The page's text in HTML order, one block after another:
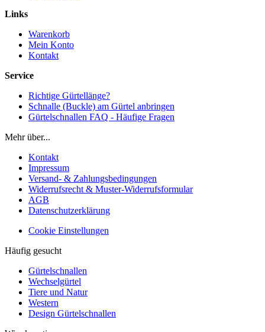
Links
Warenkorb
Mein Konto
Kontakt
Service
Richtige Gürtellänge?
Schnalle (Buckle) am Gürtel anbringen
Gürtelschnallen FAQ - Häufige Fragen
Mehr über...
Kontakt
Impressum
Versand- & Zahlungsbedingungen
Widerrufsrecht & Muster-Widerrufsformular
AGB
Datenschutzerklärung
Cookie Einstellungen
Häufig gesucht
Gürtelschnallen
Wechselgürtel
Tiere und Natur
Western
Design Gürtelschnallen